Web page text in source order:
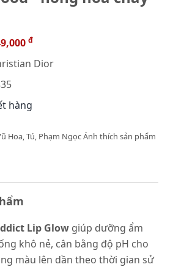
đ
Dior
hàng
Hoa, Tú, Phạm Ngọc Ánh thích sản phẩm
Lip Glow giúp dưỡng ẩm
khô nẻ, cân bằng độ pH cho
màu lên dần theo thời gian sử